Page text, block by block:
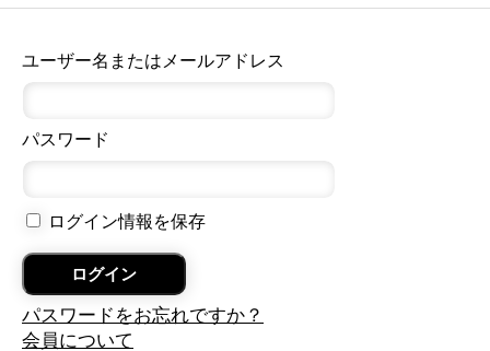
ユーザー名またはメールアドレス
パスワード
ログイン情報を保存
パスワードをお忘れですか？
会員について